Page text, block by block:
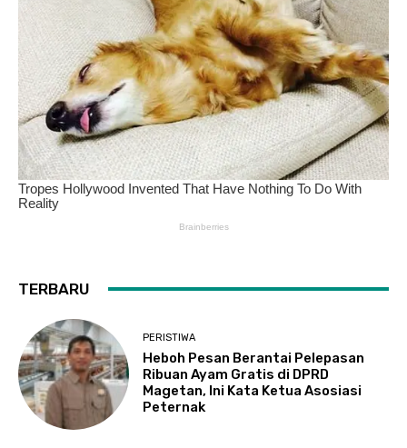
TERBARU
PERISTIWA
Heboh Pesan Berantai Pelepasan
Ribuan Ayam Gratis di DPRD
Magetan, Ini Kata Ketua Asosiasi
Peternak